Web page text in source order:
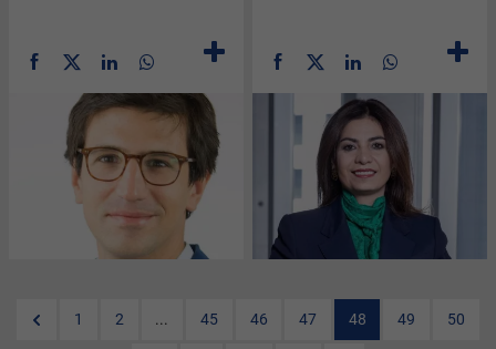
1 2 ... 45 46 47 48 49 50